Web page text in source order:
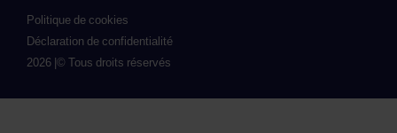
2026 |© Tous droits réservés
Politique de cookies
Déclaration de confidentialité